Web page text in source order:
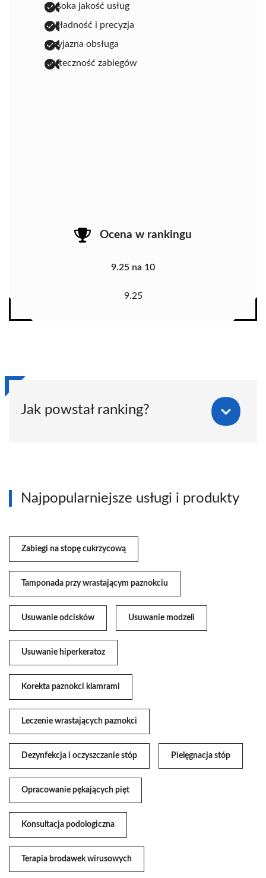
wysoka jakość usług
dokładność i precyzja
przyjazna obsługa
skuteczność zabiegów
Ocena w rankingu
9.25 na 10
9.25
Jak powstał ranking?
Najpopularniejsze usługi i produkty
Zabiegi na stopę cukrzycową
Tamponada przy wrastającym paznokciu
Usuwanie odcisków Usuwanie modzeli
Usuwanie hiperkeratoz
Korekta paznokci klamrami
Leczenie wrastających paznokci
Dezynfekcja i oczyszczanie stóp Pielęgnacja stóp
Opracowanie pękających pięt
Konsultacja podologiczna
Terapia brodawek wirusowych